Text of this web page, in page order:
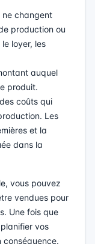
ne changent
production ou
loyer, les
auquel
produit.
coûts qui
Les
et la
dans la
vous pouvez
vendues pour
Une fois que
vos